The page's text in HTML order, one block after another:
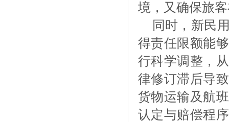
境，又确保旅
同时，新民
得责任限额能
行科学调整，
律修订滞后导
货物运输及航
认定与赔偿程